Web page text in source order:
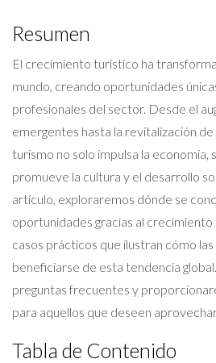
Resumen
El crecimiento turístico ha
mundo, creando oportunidades
profesionales del sector. Desde el
emergentes hasta la revitalización de
turismo no solo impulsa la economía,
promueve la cultura y el desarrollo
artículo, exploraremos dónde se
oportunidades gracias al crecimiento
casos prácticos que ilustran cómo
beneficiarse de esta tendencia
preguntas frecuentes y
para aquellos que deseen
Tabla de Contenido